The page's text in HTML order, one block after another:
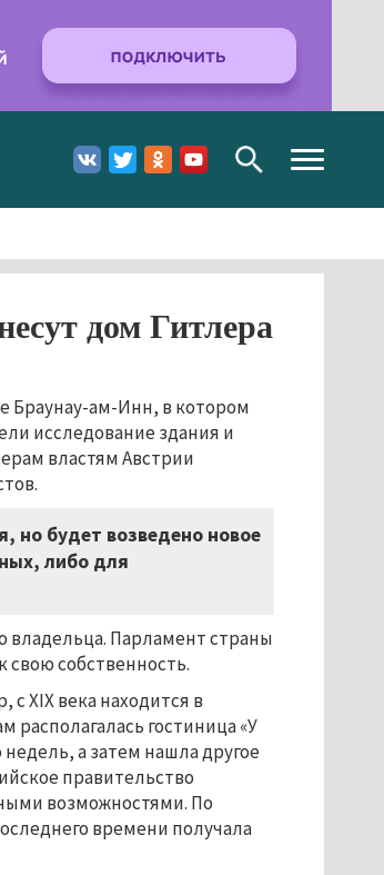
Toggle
navigation
дом Гитлера
Браунау-ам-Инн, в котором
исследование здания и
властям Австрии
но будет возведено новое
либо для
владельца. Парламент страны
собственность.
XIX века находится в
гостиница «У
а затем нашла другое
правительство
возможностями. По
времени получала